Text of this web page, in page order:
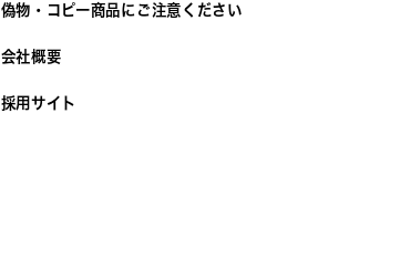
偽物・コピー商品にご注意ください
会社概要
採用サイト